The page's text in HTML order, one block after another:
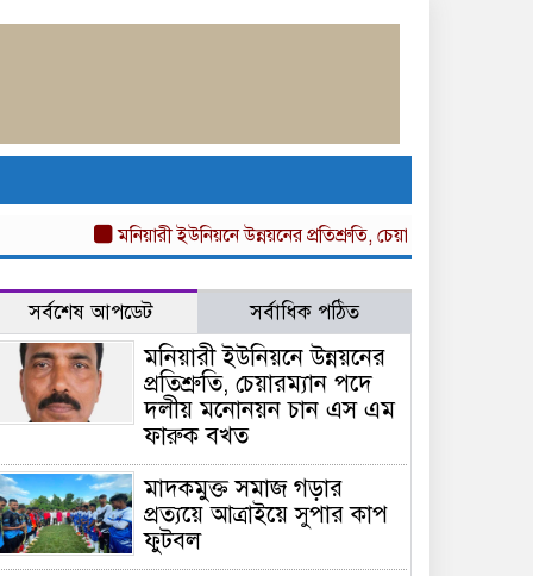
মনিয়ারী ইউনিয়নে উন্নয়নের প্রতিশ্রুতি, চেয়ারম্যান পদে দলীয়
সর্বশেষ আপডেট সর্বাধিক পঠিত
মনিয়ারী ইউনিয়নে উন্নয়নের
প্রতিশ্রুতি, চেয়ারম্যান পদে
দলীয় মনোনয়ন চান এস এম
ফারুক বখত
মাদকমুক্ত সমাজ গড়ার
প্রত্যয়ে আত্রাইয়ে সুপার কাপ
ফুটবল